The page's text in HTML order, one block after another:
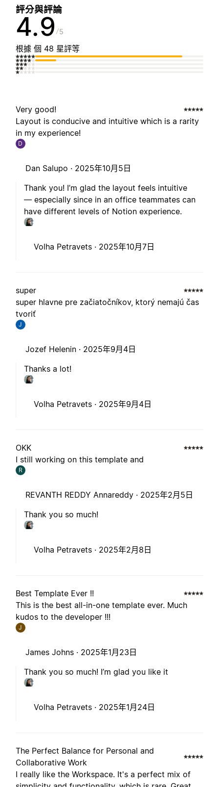
評分與評論
4.9 5
根據 個 48 星評等
Very good!
Layout is conducive and intuitive which is a rarity
in my experience!
D
Dan Salupo · 2025年10月5日
Thank you! I’m glad the layout feels intuitive
— especially since in an office teammates can
have different levels of Notion experience.
Volha Petravets · 2025年10月7日
super
super hlavne pre začiatočníkov, ktorý nemajú čas
tvoriť
J
Jozef Helenin · 2025年9月4日
Thanks a lot!
Volha Petravets · 2025年9月4日
OKK
I still working on this template and
R
REVANTH REDDY Annareddy · 2025年2月5日
Thank you so much!
Volha Petravets · 2025年2月8日
Best Template Ever !!
This is the best all-in-one template ever. Much
kudos to the developer !!!
J
James Johns · 2025年1月23日
Thank you so much! I’m glad you like it
Volha Petravets · 2025年1月24日
The Perfect Balance for Personal and
Collaborative Work
I really like the Workspace. It's a perfect mix of